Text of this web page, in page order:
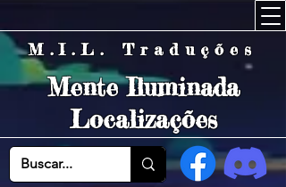
Mente Iluminada
Localizações
M.I.L. Traduções